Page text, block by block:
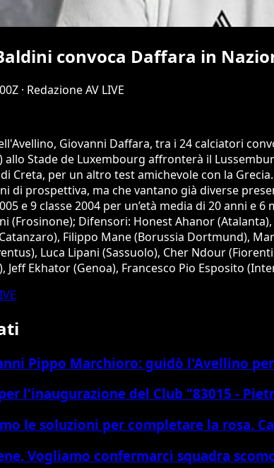
convoca Daffara in
· Redazione AV LIVE
Giovanni Daffara, tra i 24 calciatori
allo Stade de Luxembourg affronterà il
Creta, per un altro test amichevole con la
di prospettiva, ma che vantano già diverse
e 9 classe 2004 per un’età media di 20 anni e
(Frosinone); Difensori: Honest Ahanor
Filippo Mane (Borussia Dortmund),
Luca Lipani (Sassuolo), Cher Ndour
Jeff Ekhator (Genoa), Francesco Pio Esposito
Pippo Marchioro: guidò l'Avellino
l'inaugurazione del Club "83015 -
le soluzioni per completare la rosa.
Vogliamo confermarci squadra